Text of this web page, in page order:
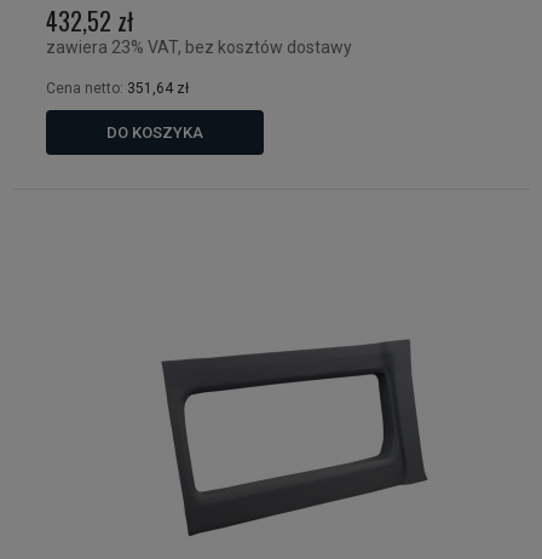
432,52 zł
zawiera 23% VAT, bez kosztów dostawy
Cena netto: 351,64 zł
DO KOSZYKA